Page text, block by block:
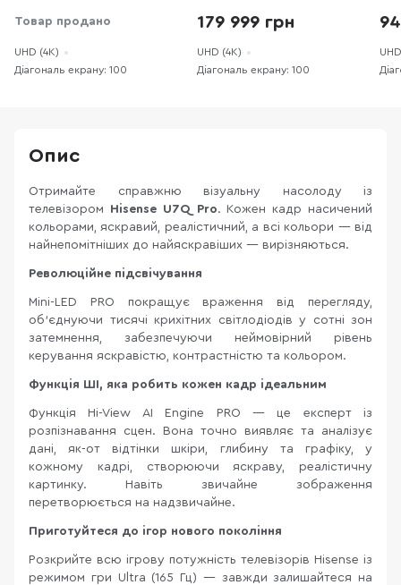
Товар продано
UHD (4K)
Діагональ екрану: 100
179 999 грн
UHD (4K)
Діагональ екрану: 100
Опис
Отримайте справжню візуальну насолоду із
телевізором Hisense U7Q Pro. Кожен кадр насичений
кольорами, яскравий, реалістичний, а всі кольори — від
найнепомітніших до найяскравіших — вирізняються.
Революційне підсвічування
Mini-LED PRO покращує враження від перегляду,
об’єднуючи тисячі крихітних світлодіодів у сотні зон
затемнення, забезпечуючи неймовірний рівень
керування яскравістю, контрастністю та кольором.
Функція ШІ, яка робить кожен кадр ідеальним
Функція Hi-View AI Engine PRO — це експерт із
розпізнавання сцен. Вона точно виявляє та аналізує
дані, як-от відтінки шкіри, глибину та графіку, у
кожному кадрі, створюючи яскраву, реалістичну
картинку. Навіть звичайне зображення
перетворюється на надзвичайне.
Приготуйтеся до ігор нового покоління
Розкрийте всю ігрову потужність телевізорів Hisense із
режимом гри Ultra (165 Гц) — завжди залишайтеся на